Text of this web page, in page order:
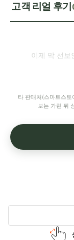
고객 리얼 후기
이제 막 선보
타 판매처(스마트스토
보는 가린 뒤